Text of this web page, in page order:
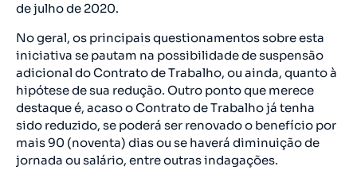
de julho de 2020.
No geral, os principais questionamentos sobre esta
iniciativa se pautam na possibilidade de suspensão
adicional do Contrato de Trabalho, ou ainda, quanto à
hipótese de sua redução. Outro ponto que merece
destaque é, acaso o Contrato de Trabalho já tenha
sido reduzido, se poderá ser renovado o benefício por
mais 90 (noventa) dias ou se haverá diminuição de
jornada ou salário, entre outras indagações.